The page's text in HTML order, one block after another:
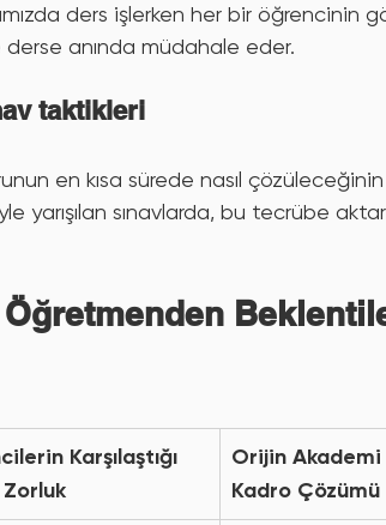
ders işlerken her bir öğrencinin
derse anında müdahale eder.
taktikleri
en kısa sürede nasıl
yarışılan sınavlarda, bu tecrübe
Karşılaştığı
Orijin
Kadro Çözümü